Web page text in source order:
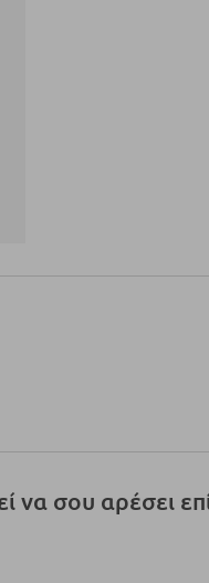
να σου αρέσει